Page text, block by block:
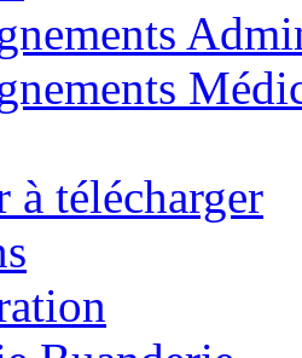
à télécharger